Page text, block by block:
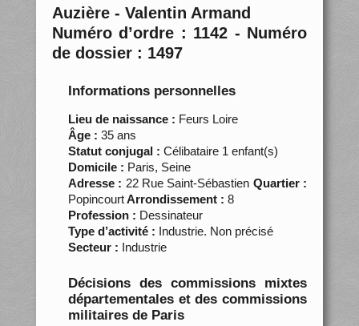
Auzière - Valentin Armand
Numéro d’ordre : 1142 - Numéro
de dossier : 1497
Informations personnelles
Lieu de naissance : Feurs Loire
Âge : 35 ans
Statut conjugal : Célibataire 1 enfant(s)
Domicile : Paris, Seine
Adresse : 22 Rue Saint-Sébastien Quartier :
PopincourtArrondissement : 8
Profession : Dessinateur
Type d’activité : Industrie. Non précisé
Secteur : Industrie
Décisions des commissions mixtes
départementales et des commissions
militaires de Paris